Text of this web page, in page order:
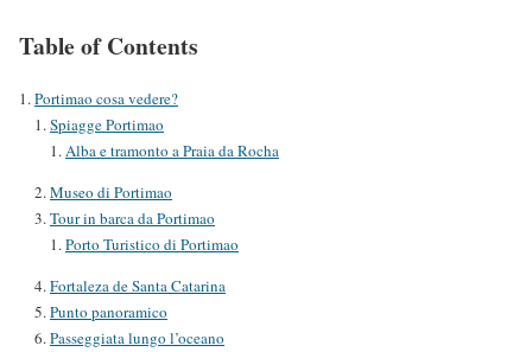
Table of Contents
Portimao cosa vedere?
Spiagge Portimao
Alba e tramonto a Praia da Rocha
Museo di Portimao
Tour in barca da Portimao
Porto Turistico di Portimao
Fortaleza de Santa Catarina
Punto panoramico
Passeggiata lungo l’oceano